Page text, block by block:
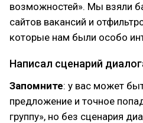
возможностей». Мы взяли
сайтов вакансий и
которые нам были особо
Написал сценарий
Запомните: у вас может
предложение и точное
группу», но без сценария